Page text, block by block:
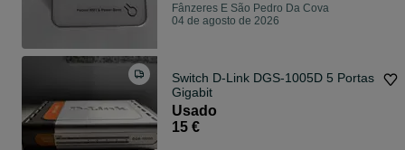
Fânzeres E São Pedro Da Cova
04 de agosto de 2026
Switch D-Link DGS-1005D 5 Portas
Gigabit
Usado
15 €